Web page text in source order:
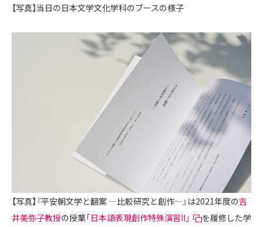
【写真】当日の日本文学文化学科のブースの様子
【写真】『平安朝文学と翻案 ―比較研究と創作―』は2021年度の吉
井美弥子教授の授業「日本語表現創作特殊演習II」
を履修した学